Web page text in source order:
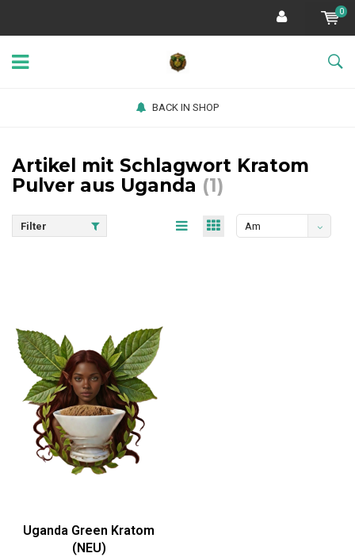
0
BACK IN SHOP
Artikel mit Schlagwort Kratom
Pulver aus Uganda (1)
Filter
Am
Uganda Green Kratom
(NEU)